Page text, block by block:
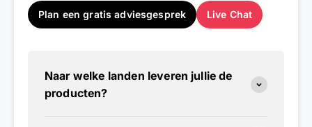
Plan een gratis adviesgesprek Live Chat
Naar welke landen leveren jullie de
producten?